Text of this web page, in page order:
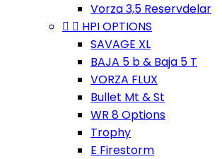
Vorza 3,5 Reservdelar
  HPI OPTIONS
SAVAGE XL
BAJA 5 b & Baja 5 T
VORZA FLUX
Bullet Mt & St
WR 8 Options
Trophy
E Firestorm